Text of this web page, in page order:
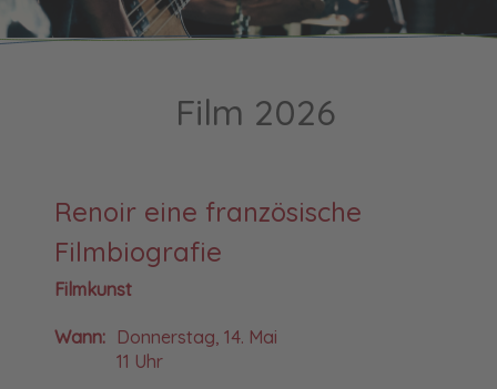
Film 2026
Renoir eine französische
Filmbiografie
Filmkunst
Wann: Donnerstag, 14. Mai
11 Uhr